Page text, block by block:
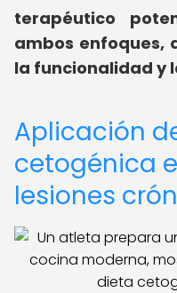
terapéutico
ambos enfoques,
la funcionalidad y
Aplicación
cetogénica
lesiones